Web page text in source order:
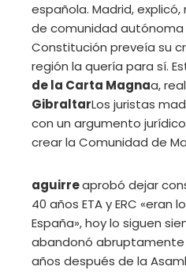
española. Madrid,
de comunidad autónoma
Constitución preveía su
región la quería para sí.
de la Carta Magnaa,
GibraltarLos juristas
con un argumento
crear la Comunidad de
aguirreaprobó dejar
40 años ETA y ERC «eran
España», hoy lo siguen
abandonó
años después de la